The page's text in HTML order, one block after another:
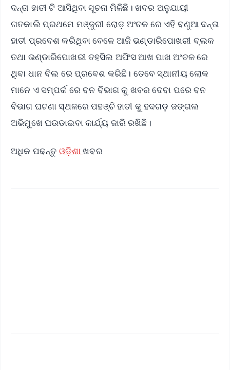
ଦନ୍ତା ହାତୀ ଟି ଆସିଥିବା ସୂଚନା ମିଳିଛି। ଖବର ଅନୁଯାୟୀ
ଗତକାଲି ପ୍ରଥମେ ମଞ୍ଜୁରୀ ରୋଡ଼ ଅଂଚଳ ରେ ଏହି ବଣୁଆ ଦନ୍ତା
ହାତୀ ପ୍ରବେଶ କରିଥିବା ବେଳେ ଆଜି ଭଣ୍ଡାରିପୋଖରୀ ବ୍ଲକ
ତଥା ଭଣ୍ଡାରିପୋଖରୀ ତହସିଲ ଅଫିସ ଆଖ ପାଖ ଅଂଚଳ ରେ
ଥିବା ଧାନ ବିଲ ରେ ପ୍ରବେଶ କରିଛି। ତେବେ ସ୍ଥାନୀୟ ଲୋକ
ମାନେ ଏ ସମ୍ପର୍କ ରେ ବନ ବିଭାଗ କୁ ଖବର ଦେବା ପରେ ବନ
ବିଭାଗ ଘଟଣା ସ୍ଥଳରେ ପହଞ୍ଚି ହାତୀ କୁ ହଦଗଡ଼ ଜଙ୍ଗଲ
ଅଭିମୁଖେ ଘଉଡାଇବା କାର୍ଯ୍ୟ ଜାରି ରଖିଛି।
ଅଧିକ ପଢନ୍ତୁ ଓଡ଼ିଶାଖବର